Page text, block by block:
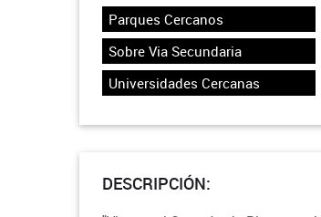
Parques Cercanos
Sobre Via Secundaria
Universidades Cercanas
DESCRIPCIÓN: